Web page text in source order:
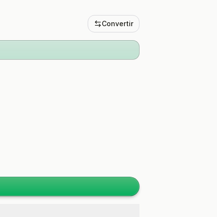
Convertir